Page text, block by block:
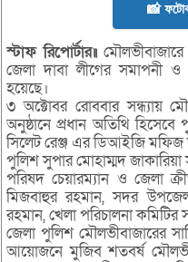
📸
স্টাফ রিপোর্টার॥মৌলভীবাজারে
জেলা দাবা লীগের সমাপনী
হয়েছে।
৩ অক্টোবর রোববার সন্ধ্যায়
অনুষ্ঠানে প্রধান অতিথি
সিলেট রেঞ্জ এর ডিআইজি
পুলিশ সুপার মোহাম্মদ জাকারিয়া
পরিষদ চেয়ারম্যান ও জেলা
মিজবাহুর রহমান, সদর
রহমান, খেলা পরিচালনা
জেলা পুলিশ মৌলভীবাজারের
আয়োজনে মুজিব শতবর্ষ